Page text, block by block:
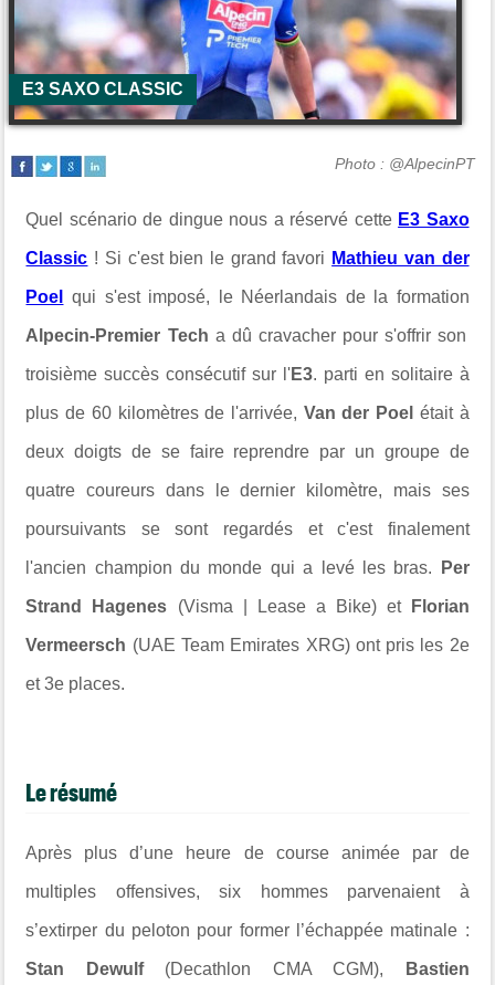
E3 SAXO CLASSIC
Photo : @AlpecinPT
Quel scénario de dingue nous a réservé cette E3 Saxo
Classic ! Si c'est bien le grand favori Mathieu van der
Poel qui s'est imposé, le Néerlandais de la formation
Alpecin-Premier Tech a dû cravacher pour s'offrir son
troisième succès consécutif sur l'E3. parti en solitaire à
plus de 60 kilomètres de l'arrivée, Van der Poel était à
deux doigts de se faire reprendre par un groupe de
quatre coureurs dans le dernier kilomètre, mais ses
poursuivants se sont regardés et c'est finalement
l'ancien champion du monde qui a levé les bras. Per
Strand Hagenes (Visma | Lease a Bike) etFlorian
Vermeersch (UAE Team Emirates XRG) ont pris les 2e
et 3e places.
Le résumé
Après plus d’une heure de course animée par de
multiples offensives, six hommes parvenaient à
s’extirper du peloton pour former l’échappée matinale :
Stan Dewulf (Decathlon CMA CGM), Bastien